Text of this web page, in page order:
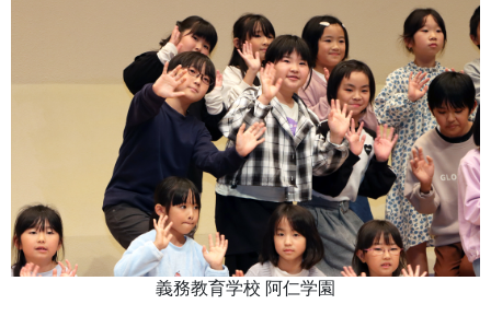
義務教育学校 阿仁学園